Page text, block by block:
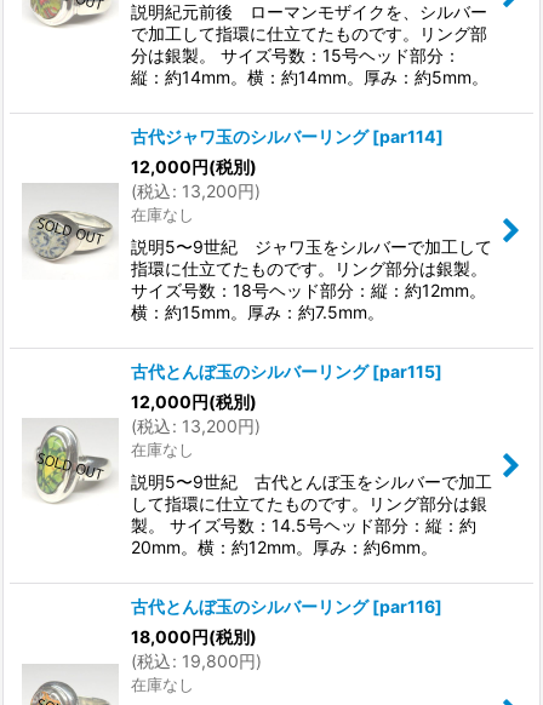
説明紀元前後 ローマンモザイクを、シルバー
で加工して指環に仕立てたものです。リング部
分は銀製。 サイズ号数：15号ヘッド部分：
縦：約14mm。横：約14mm。厚み：約5mm。
古代ジャワ玉のシルバーリング [par114]
12,000円(税別)
(税込: 13,200円)
在庫なし
説明5〜9世紀 ジャワ玉をシルバーで加工して
指環に仕立てたものです。リング部分は銀製。
サイズ号数：18号ヘッド部分：縦：約12mm。
横：約15mm。厚み：約7.5mm。
古代とんぼ玉のシルバーリング [par115]
12,000円(税別)
(税込: 13,200円)
在庫なし
説明5〜9世紀 古代とんぼ玉をシルバーで加工
して指環に仕立てたものです。リング部分は銀
製。 サイズ号数：14.5号ヘッド部分：縦：約
20mm。横：約12mm。厚み：約6mm。
古代とんぼ玉のシルバーリング [par116]
18,000円(税別)
(税込: 19,800円)
在庫なし